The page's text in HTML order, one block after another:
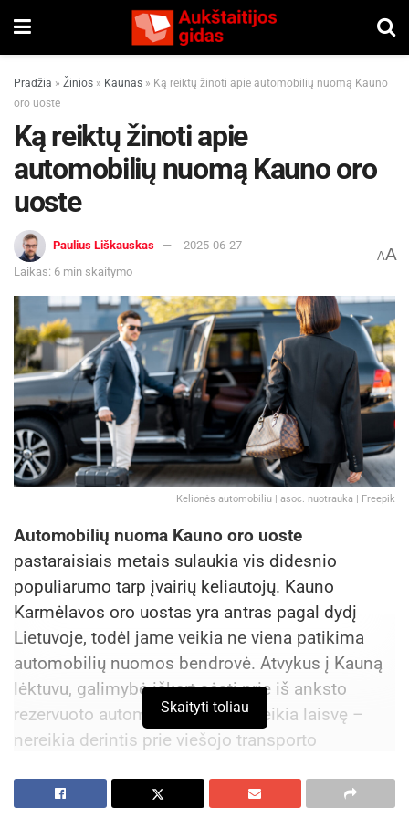
Pradžia » Žinios » Kaunas » Ką reiktų žinoti apie automobilių nuomą Kauno
oro uoste
Ką reiktų žinoti apie
automobilių nuomą Kauno oro
uoste
Paulius Liškauskas
2025-06-27
Laikas: 6 min skaitymo
AA
Kelionės automobiliu | asoc. nuotrauka | Freepik
Automobilių nuoma Kauno oro uoste
pastaraisiais metais sulaukia vis didesnio
populiarumo tarp įvairių keliautojų. Kauno
Karmėlavos oro uostas yra antras pagal dydį
Lietuvoje, todėl jame veikia ne viena patikima
automobilių nuomos bendrovė. Atvykus į Kauną
lėktuvu, galimybė iškart sėsti prie iš anksto
rezervuoto automobilio vairo suteikia laisvę –
nereikia derintis prie viešojo transporto
straipsnyje apžvelgsime, kokiais privalumais
Skaityti toliau